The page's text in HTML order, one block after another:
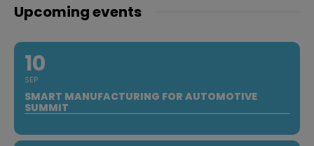
Upcoming events
10
SEP
SMART MANUFACTURING FOR AUTOMOTIVE
SUMMIT